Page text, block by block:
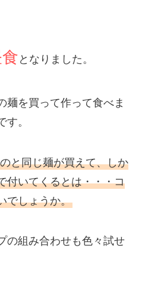
となりました。
麺を買って作って食べま
す。
と同じ麺が買えて、しか
付いてくるとは・・・コ
でしょうか。
の組み合わせも色々試せ